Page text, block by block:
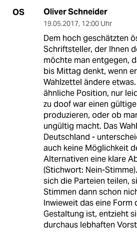
OS Oliver Schneider
19.05.2017, 12:00 Uhr
Dem hoch geschätzten
Schriftsteller, der Ihnen
möchte man entgegen,
bis Mittag denkt, wenn
Wahlzettel ändere
ähnliche Position, nur
zu doof war einen
produzieren, oder ob
ungültig macht. Das
Deutschland -
auch keine Möglichkeit
Alternativen eine klare
(Stichwort: Nein-
sich die Parteien teilen,
Stimmen dann schon
Inwieweit das eine Form
Gestaltung ist, entzieht
durchaus lebhaften